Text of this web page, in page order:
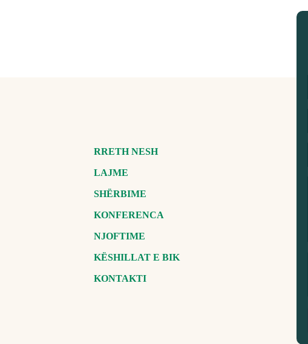
RRETH NESH
LAJME
SHËRBIME
KONFERENCA
NJOFTIME
KËSHILLAT E BIK
KONTAKTI